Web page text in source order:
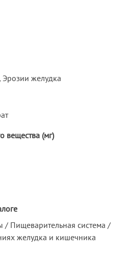
желудка
вещества (мг)
/ Пищеварительная система /
желудка и кишечника